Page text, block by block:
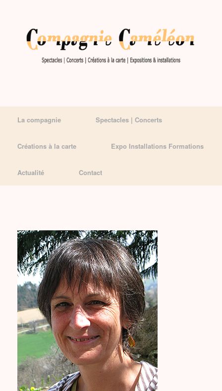
La compagnie Spectacles | Concerts
Créations à la carte Expo Installations Formations
Actualité Contact